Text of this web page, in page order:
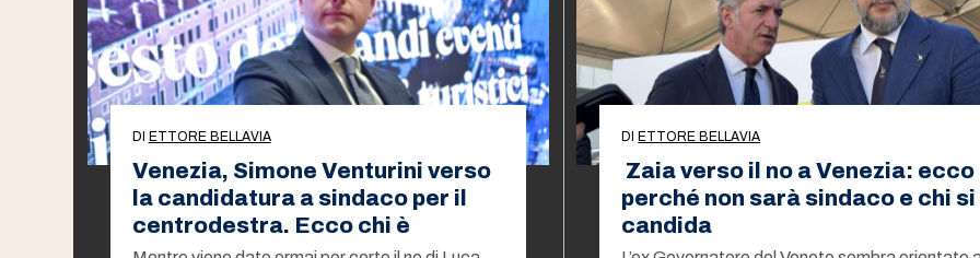
DI ETTORE BELLAVIA
Venezia, Simone Venturini verso
la candidatura a sindaco per il
centrodestra. Ecco chi è
DI ETTORE BELLAVIA
Zaia verso il no a Venezia: ecco
perché non sarà sindaco e chi si
candida